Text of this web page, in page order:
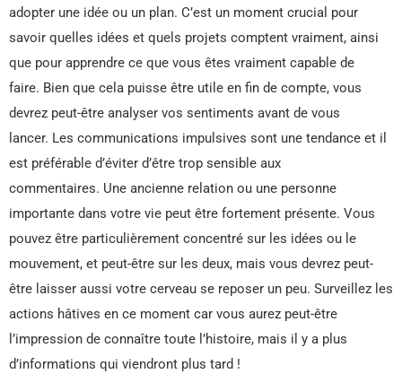
adopter une idée ou un plan. C’est un moment crucial pour
savoir quelles idées et quels projets comptent vraiment, ainsi
que pour apprendre ce que vous êtes vraiment capable de
faire. Bien que cela puisse être utile en fin de compte, vous
devrez peut-être analyser vos sentiments avant de vous
lancer. Les communications impulsives sont une tendance et il
est préférable d’éviter d’être trop sensible aux
commentaires. Une ancienne relation ou une personne
importante dans votre vie peut être fortement présente. Vous
pouvez être particulièrement concentré sur les idées ou le
mouvement, et peut-être sur les deux, mais vous devrez peut-
être laisser aussi votre cerveau se reposer un peu. Surveillez les
actions hâtives en ce moment car vous aurez peut-être
l’impression de connaître toute l’histoire, mais il y a plus
d’informations qui viendront plus tard !